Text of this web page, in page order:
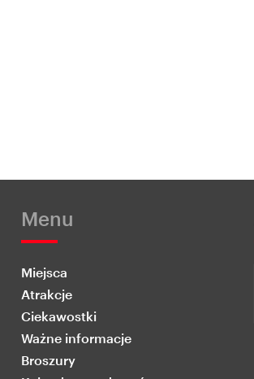
Menu
Miejsca
Atrakcje
Ciekawostki
Ważne informacje
Broszury